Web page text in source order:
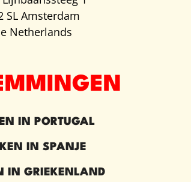
SL Amsterdam
Netherlands
IN PORTUGAL
IN SPANJE
IN GRIEKENLAND